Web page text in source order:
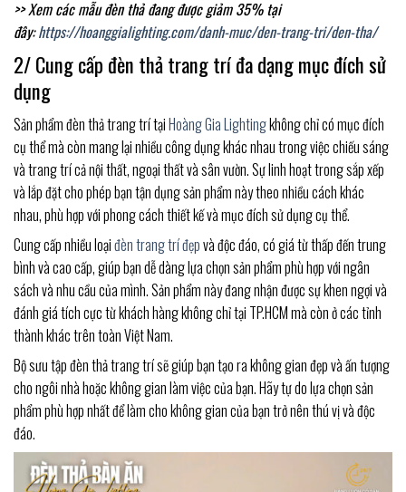
>> Xem các mẫu đèn thả đang được giảm 35% tại
đây:https://hoanggialighting.com/danh-muc/den-trang-tri/den-tha/
2/ Cung cấp đèn thả trang trí đa dạng mục đích sử
dụng
Sản phẩm đèn thả trang trí tạiHoàng Gia Lightingkhông chỉ có mục đích
cụ thể mà còn mang lại nhiều công dụng khác nhau trong việc chiếu sáng
và trang trí cả nội thất, ngoại thất và sân vườn. Sự linh hoạt trong sắp xếp
và lắp đặt cho phép bạn tận dụng sản phẩm này theo nhiều cách khác
nhau, phù hợp với phong cách thiết kế và mục đích sử dụng cụ thể.
Cung cấp nhiều loạiđèn trang trí đẹpvà độc đáo, có giá từ thấp đến trung
bình và cao cấp, giúp bạn dễ dàng lựa chọn sản phẩm phù hợp với ngân
sách và nhu cầu của mình. Sản phẩm này đang nhận được sự khen ngợi và
đánh giá tích cực từ khách hàng không chỉ tại TP.HCM mà còn ở các tỉnh
thành khác trên toàn Việt Nam.
Bộ sưu tập đèn thả trang trí sẽ giúp bạn tạo ra không gian đẹp và ấn tượng
cho ngôi nhà hoặc không gian làm việc của bạn. Hãy tự do lựa chọn sản
phẩm phù hợp nhất để làm cho không gian của bạn trở nên thú vị và độc
đáo.